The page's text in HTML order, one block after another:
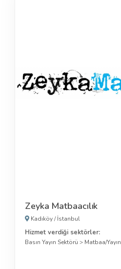
Zeyka Matbaacılık
Kadıköy/İstanbul
Hizmet verdiği sektörler:
Basın Yayın Sektörü > Matbaa/Yayın